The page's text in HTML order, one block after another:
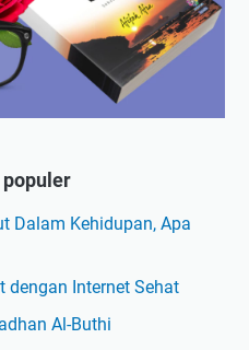
Dalam Kehidupan, Apa
dengan Internet Sehat
Al-Buthi